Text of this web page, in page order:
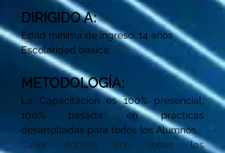
DIRIGIDO A:
Edad mínima de ingreso: 14 años
Escolaridad básica.
METODOLOGÍA:
La Capacitación es 100% presencial,
100% basada en prácticas
desarrolladas para todos los Alumnos,
Taller dotado con todas las